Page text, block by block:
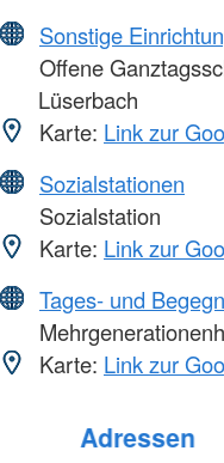
Sonstige
Offene
Lüserbach
Karte: Link zur
Sozialstationen
Sozialstation
Karte: Link zur
Tages- und
Karte: Link zur
Adressen